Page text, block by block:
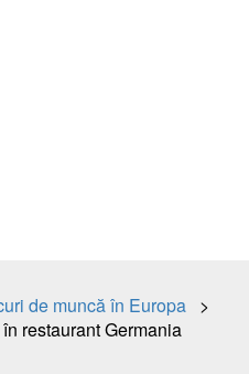
de muncă în Europa >
restaurant Germania